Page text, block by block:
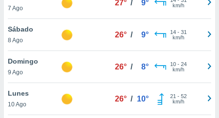
más
nuestra
y
de
7 Ago
27° / 9°
km/h
Sábado
8 Ago
26° / 9° 14- 31
km/h
Domingo
9 Ago
26° / 8° 10- 24
km/h
Lunes
10 Ago
26° / 10° 21 - 52
km/h